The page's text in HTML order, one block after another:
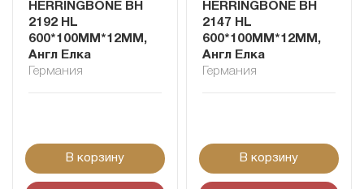
HERRINGBONE BH
2192 HL
600*100MM*12ММ,
Англ Елка
Германия
В корзину
HERRINGBONE BH
2147 HL
600*100MM*12ММ,
Англ Елка
Германия
В корзину